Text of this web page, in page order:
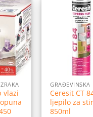
Dodaj
na
listu
želja
vlazi
Ceresit CT
ljepilo za
850ml